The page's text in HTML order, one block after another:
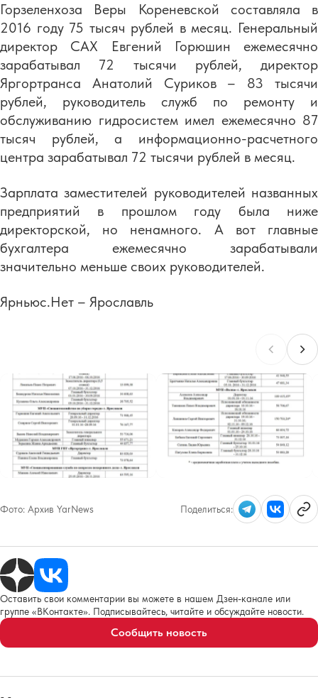
Горзеленхоза Веры Кореневской составляла в
2016 году 75 тысяч рублей в месяц. Генеральный
директор САХ Евгений Горюшин ежемесячно
зарабатывал 72 тысячи рублей, директор
Яргортранса Анатолий Суриков – 83 тысячи
рублей, руководитель служб по ремонту и
обслуживанию гидросистем имел ежемесячно 87
тысяч рублей, а информационно-расчетного
центра зарабатывал 72 тысячи рублей в месяц.
Зарплата заместителей руководителей названных
предприятий в прошлом году была ниже
директорской, но ненамного. А вот главные
бухгалтера ежемесячно зарабатывали
значительно меньше своих руководителей.
Ярньюс.Нет – Ярославль
Фото: Архив YarNews Поделиться:
Оставить свои комментарии вы можете в нашем Дзен-канале или
группе «ВКонтакте». Подписывайтесь, читайте и обсуждайте новости.
Сообщить новость